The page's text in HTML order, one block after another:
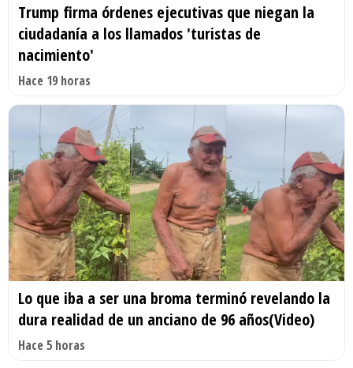
Trump firma órdenes ejecutivas que niegan la
ciudadanía a los llamados 'turistas de
nacimiento'
Hace 19 horas
Lo que iba a ser una broma terminó revelando la
dura realidad de un anciano de 96 años(Video)
Hace 5 horas